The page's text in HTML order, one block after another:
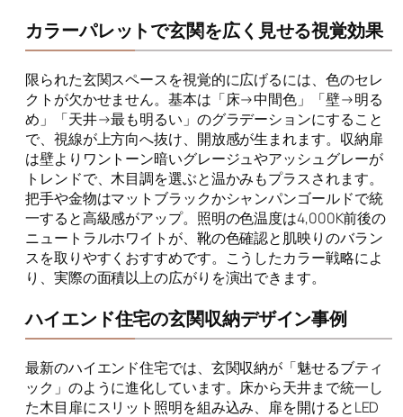
カラーパレットで玄関を広く見せる視覚効果
限られた玄関スペースを視覚的に広げるには、色のセレ
クトが欠かせません。基本は「床→中間色」「壁→明る
め」「天井→最も明るい」のグラデーションにすること
で、視線が上方向へ抜け、開放感が生まれます。収納扉
は壁よりワントーン暗いグレージュやアッシュグレーが
トレンドで、木目調を選ぶと温かみもプラスされます。
把手や金物はマットブラックかシャンパンゴールドで統
一すると高級感がアップ。照明の色温度は4,000K前後の
ニュートラルホワイトが、靴の色確認と肌映りのバラン
スを取りやすくおすすめです。こうしたカラー戦略によ
り、実際の面積以上の広がりを演出できます。
ハイエンド住宅の玄関収納デザイン事例
最新のハイエンド住宅では、玄関収納が「魅せるブティ
ック」のように進化しています。床から天井まで統一し
た木目扉にスリット照明を組み込み、扉を開けるとLED